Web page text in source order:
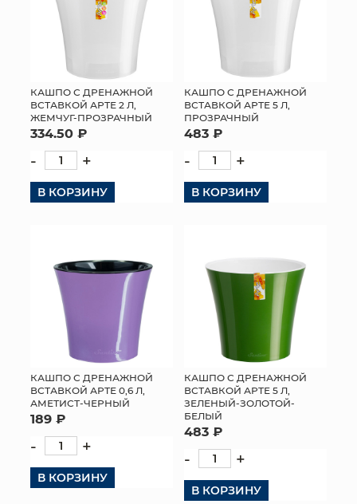
КАШПО С ДРЕНАЖНОЙ
ВСТАВКОЙ АРТЕ 2 Л,
ЖЕМЧУГ-ПРОЗРАЧНЫЙ
334.50 ₽
- +
В КОРЗИНУ
КАШПО С ДРЕНАЖНОЙ
ВСТАВКОЙ АРТЕ 5 Л,
ПРОЗРАЧНЫЙ
483 ₽
- +
В КОРЗИНУ
КАШПО С ДРЕНАЖНОЙ
ВСТАВКОЙ АРТЕ 0,6 Л,
АМЕТИСТ-ЧЕРНЫЙ
189 ₽
- +
В КОРЗИНУ
КАШПО С ДРЕНАЖНОЙ
ВСТАВКОЙ АРТЕ 5 Л,
ЗЕЛЕНЫЙ-ЗОЛОТОЙ-
БЕЛЫЙ
483 ₽
- +
В КОРЗИНУ